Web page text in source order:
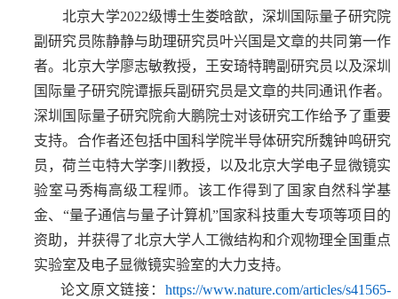
北京大学2022级博士生娄晗歆，深圳国际量子研究院
副研究员陈静静与助理研究员叶兴国是文章的共同第一作
者。北京大学廖志敏教授，王安琦特聘副研究员 以及深圳
国际量子研究院谭振兵副研究员是文章的共同通讯作者。
深圳国际量子研究院俞大鹏院士对该研究工作给予了重要
支持。合作者还包括中国科学院半导体研究所魏钟鸣研究
员，荷兰屯特大学李川教授， 以及北京大学电子显微镜实
验室马秀梅高级工程师。该工作得到了 国家自然科学基
金、“量子通信与量子计算机”国家科技重大专项等项目的
资助，并获得了北京大学人工微结构和介观物理全国重点
实验室及电子显微镜实验室的大力支持。
论文原文链接： https://www.nature.com/articles/s41565-